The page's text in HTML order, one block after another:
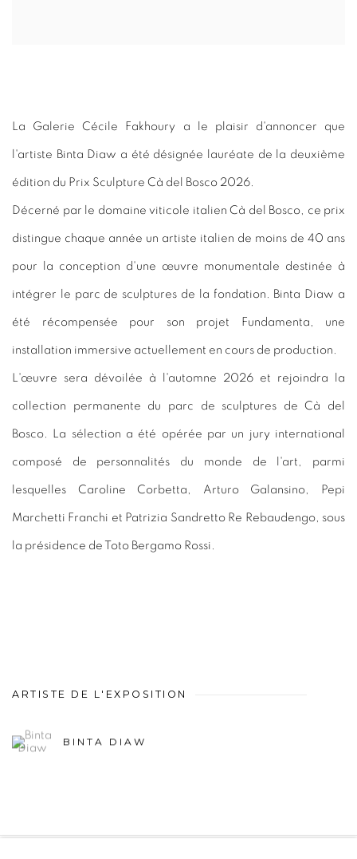
La Galerie Cécile Fakhoury a le plaisir d'annoncer que
l'artiste Binta Diaw a été désignée lauréate de la deuxième
édition du Prix Sculpture Cà del Bosco 2026.
Décerné par le domaine viticole italien Cà del Bosco, ce prix
distingue chaque année un artiste italien de moins de 40 ans
pour la conception d'une œuvre monumentale destinée à
intégrer le parc de sculptures de la fondation. Binta Diaw a
été récompensée pour son projet Fundamenta, une
installation immersive actuellement en cours de production.
L'œuvre sera dévoilée à l'automne 2026 et rejoindra la
collection permanente du parc de sculptures de Cà del
Bosco. La sélection a été opérée par un jury international
composé de personnalités du monde de l'art, parmi
lesquelles Caroline Corbetta, Arturo Galansino, Pepi
Marchetti Franchi et Patrizia Sandretto Re Rebaudengo, sous
la présidence de Toto Bergamo Rossi.
ARTISTE DE L'EXPOSITION
BINTA DIAW